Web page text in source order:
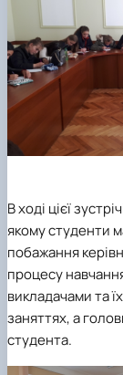
В ході цієї
якому студенти
побажання
процесу
викладачами та
заняттях, а
студента.